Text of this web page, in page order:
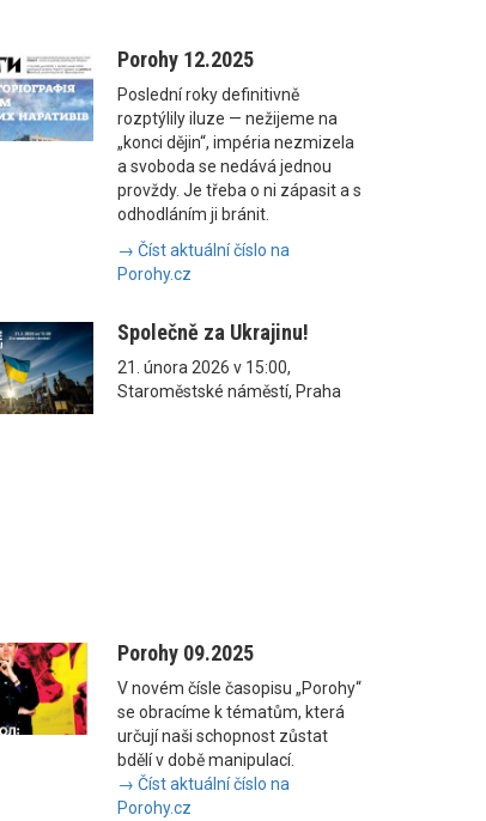
Porohy 12.2025
Poslední roky definitivně
rozptýlily iluze — nežijeme na
„konci dějin“, impéria nezmizela
a svoboda se nedává jednou
provždy. Je třeba o ni zápasit a s
odhodláním ji bránit.
→ Číst aktuální číslo na
Porohy.cz
Společně za Ukrajinu!
21. února 2026 v 15:00,
Staroměstské náměstí, Praha
Porohy 09.2025
V novém čísle časopisu „Porohy“
se obracíme k tématům, která
určují naši schopnost zůstat
bdělí v době manipulací.
→ Číst aktuální číslo na
Porohy.cz